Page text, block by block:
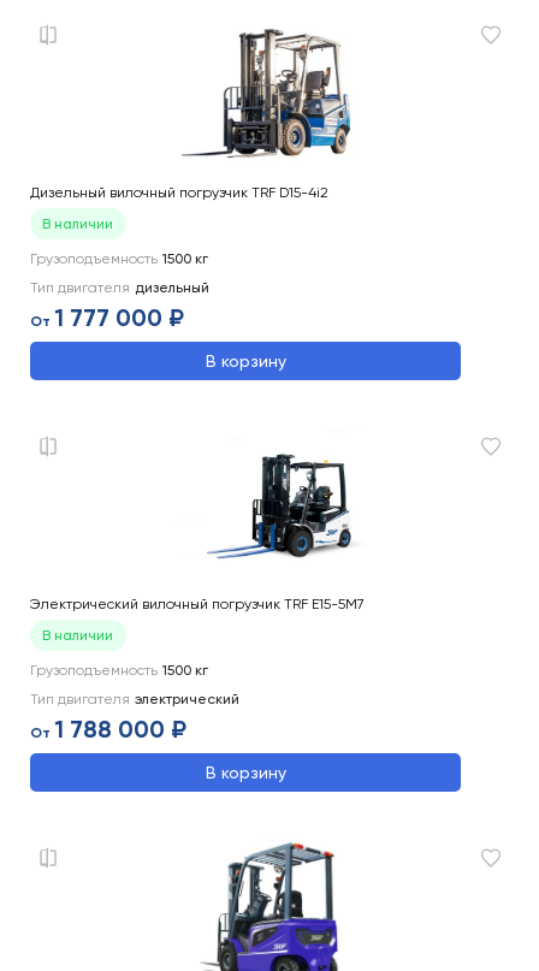
Дизельный вилочный погрузчик TRF D15-4i2
В наличии
Грузоподъемность 1500 кг
Тип двигателя дизельный
От 1 777 000 ₽
В корзину
Электрический вилочный погрузчик TRF E15-5M7
В наличии
Грузоподъемность 1500 кг
Тип двигателя электрический
От 1 788 000 ₽
В корзину